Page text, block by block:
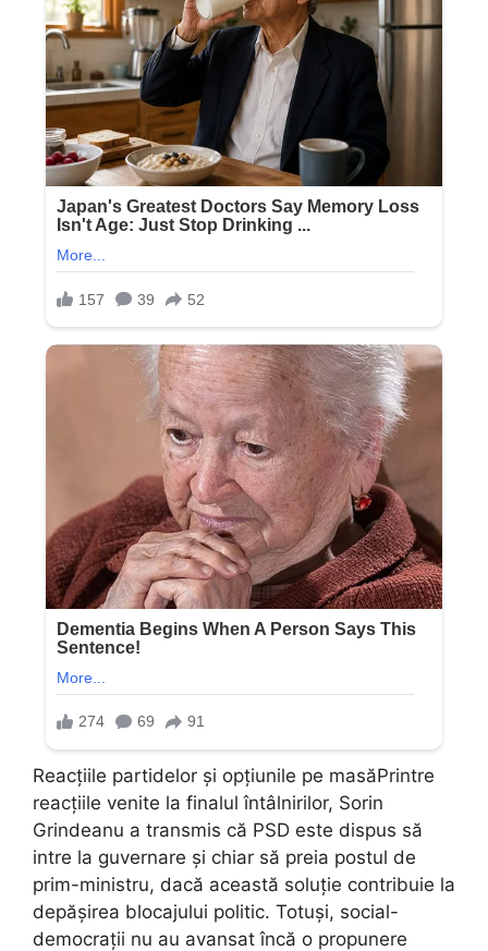
Reacțiile partidelor și opțiunile pe masăPrintre
reacțiile venite la finalul întâlnirilor, Sorin
Grindeanu a transmis că PSD este dispus să
intre la guvernare și chiar să preia postul de
prim-ministru, dacă această soluție contribuie la
depășirea blocajului politic. Totuși, social-
democrații nu au avansat încă o propunere